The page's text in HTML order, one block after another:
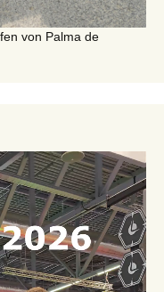
von Palma de